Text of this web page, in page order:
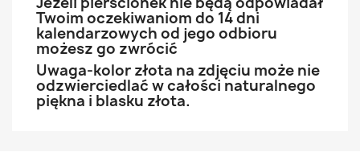
Twoim oczekiwaniom do 14 dni
kalendarzowych od jego odbioru
możesz go zwrócić
Uwaga-kolor złota na zdjęciu może nie
odzwierciedlać w całości naturalnego
piękna i blasku złota.